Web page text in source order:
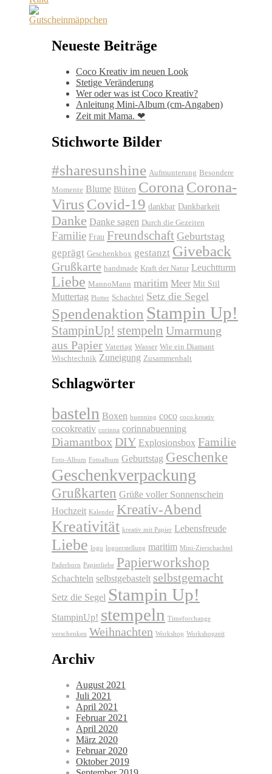
Neueste Beiträge
Coco Kreativ im neuen Look
Stetige Veränderung
Wer oder was ist Coco Kreativ?
Anleitung Mini-Album (cm-Angaben)
Zeit mit Mama. ❤
Stichworte Bilder
#sharesunshine Aufmunterung Besondere
Momente Blume Blüten CoronaCorona-
Virus Covid-19 dankbar Dankbarkeit
Danke Danke sagen Durch die Gezeiten
Familie Frau Freundschaft Geburtstag
geprägt Geschenkbox gestanzt Giveback
Grußkarte handmade Kraft der Natur Leuchtturm
Liebe MannoMann maritim Meer Mit Stil
Muttertag Plotter Schachtel Setz die Segel
Spendenaktion Stampin Up!
StampinUp! stempeln Umarmung
aus Papier Vatertag Wasser Wie ein Diamant
Wischtechnik Zuneigung Zusammenhalt
Schlagwörter
basteln Boxen buenning coco coco.kreativ
cocokreativ corinna corinnabuenning
Diamantbox DIY Explosionsbox Familie
Foto-Album Fotoalbum Geburtstag Geschenke
Geschenkverpackung
Grußkarten Grüße voller Sonnenschein
Hochzeit Kalender Kreativ-Abend
Kreativität kreativ mit Papier Lebensfreude
Liebe logo logoerstellung maritim Mini-Zierschachtel
Paderborn Papierliebe Papierworkshop
Schachteln selbstgebastelt selbstgemacht
Setz die Segel Stampin Up!
StampinUp! stempeln Timeforchange
verschenken Weihnachten Workshop Workshopzeit
Archiv
August 2021
Juli 2021
April 2021
Februar 2021
April 2020
März 2020
Februar 2020
Oktober 2019